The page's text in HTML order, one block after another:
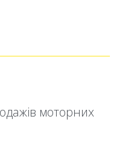
моторних